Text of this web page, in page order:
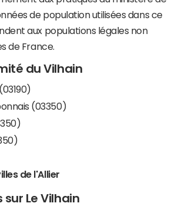
de population utilisées dans ce
aux populations légales non
de France.
du Vilhain
(03350)
de l'Allier
sur Le Vilhain